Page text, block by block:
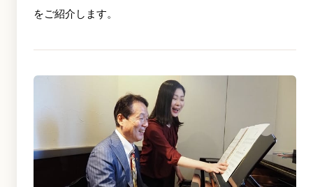
をご紹介します。